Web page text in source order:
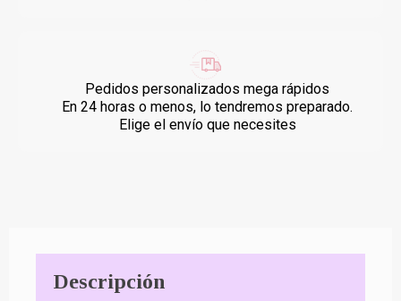
Pedidos personalizados mega rápidos
En 24 horas o menos, lo tendremos preparado.
Elige el envío que necesites
Descripción